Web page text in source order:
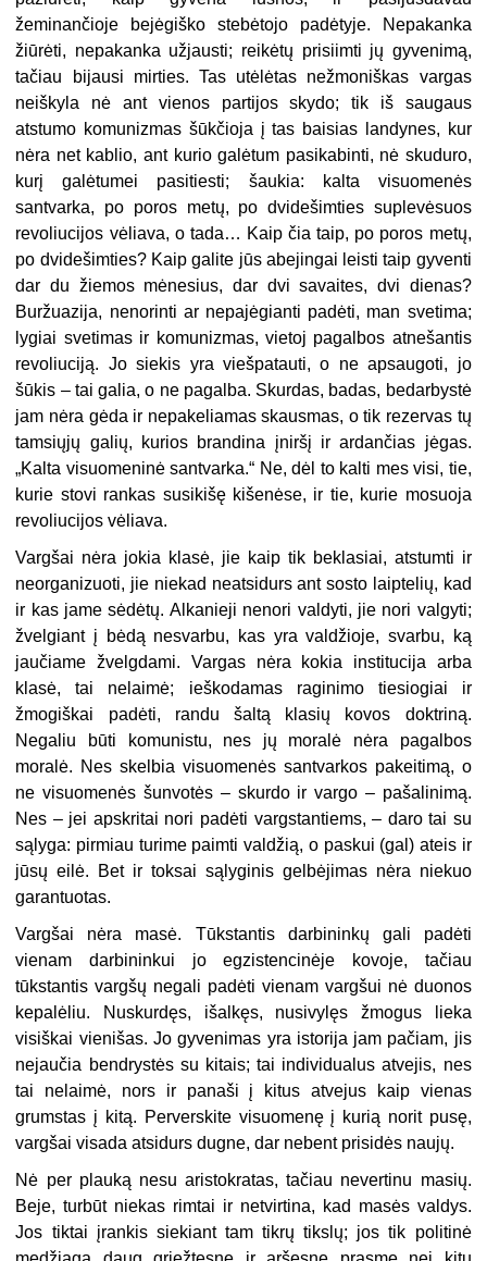
žeminančioje bejėgiško stebėtojo padėtyje. Nepakanka
žiūrėti, nepakanka užjausti; reikėtų prisiimti jų gyvenimą,
tačiau bijausi mirties. Tas utėlėtas nežmoniškas vargas
neiškyla nė ant vienos partijos skydo; tik iš saugaus
atstumo komunizmas šūkčioja į tas baisias landynes, kur
nėra net kablio, ant kurio galėtum pasikabinti, nė skuduro,
kurį galėtumei pasitiesti; šaukia: kalta visuomenės
santvarka, po poros metų, po dvidešimties suplevėsuos
revoliucijos vėliava, o tada… Kaip čia taip, po poros metų,
po dvidešimties? Kaip galite jūs abejingai leisti taip gyventi
dar du žiemos mėnesius, dar dvi savaites, dvi dienas?
Buržuazija, nenorinti ar nepajėgianti padėti, man svetima;
lygiai svetimas ir komunizmas, vietoj pagalbos atnešantis
revoliuciją. Jo siekis yra viešpatauti, o ne apsaugoti, jo
šūkis – tai galia, o ne pagalba. Skurdas, badas, bedarbystė
jam nėra gėda ir nepakeliamas skausmas, o tik rezervas tų
tamsiųjų galių, kurios brandina įniršį ir ardančias jėgas.
„Kalta visuomeninė santvarka.“ Ne, dėl to kalti mes visi, tie,
kurie stovi rankas susikišę kišenėse, ir tie, kurie mosuoja
revoliucijos vėliava.
Vargšai nėra jokia klasė, jie kaip tik beklasiai, atstumti ir
neorganizuoti, jie niekad neatsidurs ant sosto laiptelių, kad
ir kas jame sėdėtų. Alkanieji nenori valdyti, jie nori valgyti;
žvelgiant į bėdą nesvarbu, kas yra valdžioje, svarbu, ką
jaučiame žvelgdami. Vargas nėra kokia institucija arba
klasė, tai nelaimė; ieškodamas raginimo tiesiogiai ir
žmogiškai padėti, randu šaltą klasių kovos doktriną.
Negaliu būti komunistu, nes jų moralė nėra pagalbos
moralė. Nes skelbia visuomenės santvarkos pakeitimą, o
ne visuomenės šunvotės – skurdo ir vargo – pašalinimą.
Nes – jei apskritai nori padėti vargstantiems, – daro tai su
sąlyga: pirmiau turime paimti valdžią, o paskui (gal) ateis ir
jūsų eilė. Bet ir toksai sąlyginis gelbėjimas nėra niekuo
garantuotas.
Vargšai nėra masė. Tūkstantis darbininkų gali padėti
vienam darbininkui jo egzistencinėje kovoje, tačiau
tūkstantis vargšų negali padėti vienam vargšui nė duonos
kepalėliu. Nuskurdęs, išalkęs, nusivylęs žmogus lieka
visiškai vienišas. Jo gyvenimas yra istorija jam pačiam, jis
nejaučia bendrystės su kitais; tai individualus atvejis, nes
tai nelaimė, nors ir panaši į kitus atvejus kaip vienas
grumstas į kitą. Perverskite visuomenę į kurią norit pusę,
vargšai visada atsidurs dugne, dar nebent prisidės naujų.
Nė per plauką nesu aristokratas, tačiau nevertinu masių.
Beje, turbūt niekas rimtai ir netvirtina, kad masės valdys.
Jos tiktai įrankis siekiant tam tikrų tikslų; jos tik politinė